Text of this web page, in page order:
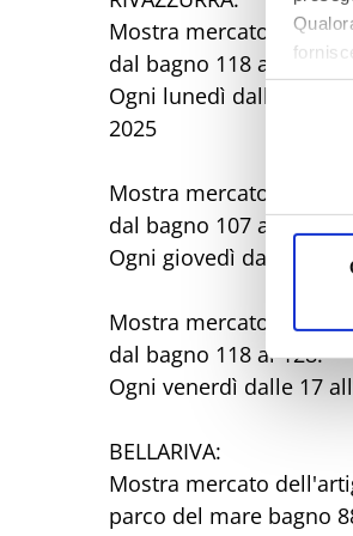
Selezione
Mostra mercato
dal bagno 118 al 128
Ogni lunedì dalle 17
2025
Mostra mercato
dal bagno 107 al 111
Ogni giovedì dalle 17
Mostra mercato
dal bagno 118 al 128.
Ogni venerdì dalle 17
BELLARIVA:
Mostra mercato
parco del mare bagno